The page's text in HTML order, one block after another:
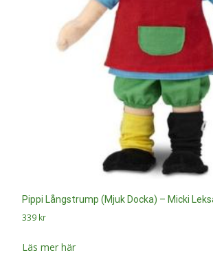
Pippi Långstrump (Mjuk Docka) – Micki
339 kr
Läs mer här